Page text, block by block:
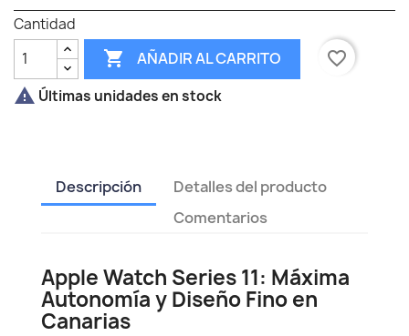
Cantidad
 AÑADIR AL CARRITO
favorite_border
 Últimas unidades en stock
Descripción
Detalles del producto
Comentarios
Apple Watch Series 11: Máxima
Autonomía y Diseño Fino en
Canarias